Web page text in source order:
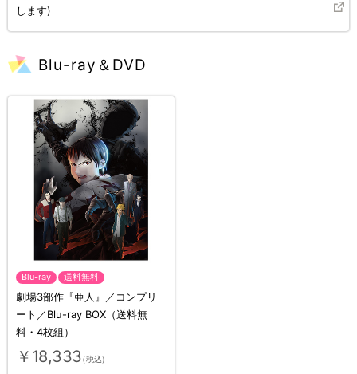
します)
Blu-ray＆DVD
Blu-ray 送料無料
劇場3部作『亜人』／コンプリ
ート／Blu-ray BOX（送料無
料・4枚組）
￥18,333（税込）